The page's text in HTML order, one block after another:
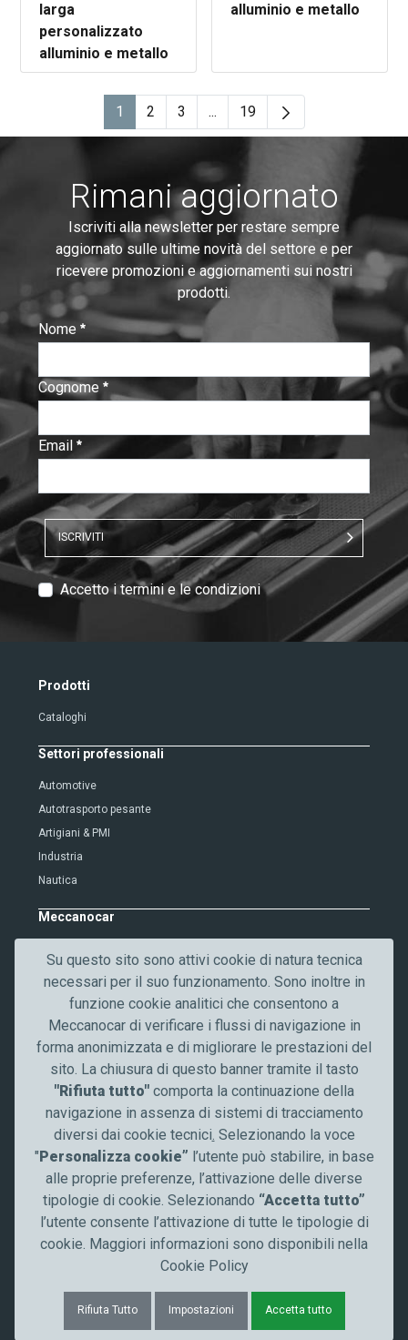
larga
personalizzato
alluminio e metallo
alluminio e metallo
Pagina
1 Pagina
2 Pagina
3 ...Pagine intermedie Use TAB to
Pagina
19
Rimani aggiornato
Iscriviti alla newsletter per restare sempre
aggiornato sulle ultime novità del settore e per
ricevere promozioni e aggiornamenti sui nostri
prodotti.
Nome
:
0/ 280
Cognome
:
0/ 280
Email
:
0/ 280
ISCRIVITI
T
V
r
i
f
i
c
a
t
i
n
Accetto i termini e le condizioni
Prodotti
Cataloghi
Settori professionali
Automotive
Autotrasporto pesante
Artigiani & PMI
Industria
Nautica
Meccanocar
Qualità
Contattaci
News
Comunicazione
Seguici su
Su questo sito sono attivi cookie di natura tecnica
necessari per il suo funzionamento. Sono inoltre in
funzione cookie analitici che consentono a
Meccanocar di verificare i flussi di navigazione in
forma anonimizzata e di migliorare le prestazioni del
sito. La chiusura di questo banner tramite il tasto
"Rifiuta tutto" comporta la continuazione della
navigazione in assenza di sistemi di tracciamento
diversi dai cookie tecnici. Selezionando la voce
"Personalizza cookie” l’utente può stabilire, in base
alle proprie preferenze, l’attivazione delle diverse
tipologie di cookie. Selezionando “Accetta tutto”
l’utente consente l’attivazione di tutte le tipologie di
cookie. Maggiori informazioni sono disponibili nella
Cookie Policy
Rifiuta Tutto Impostazioni Accetta tutto